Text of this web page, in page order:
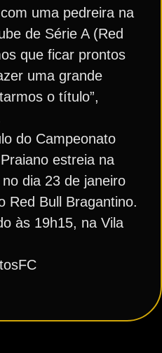
uma pedreira na
de Série A (Red
que ficar prontos
uma grande
o título”,
do Campeonato
estreia na
dia 23 de janeiro
Red Bull Bragantino.
às 19h15, na Vila